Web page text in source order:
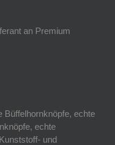
an Premium
Büffelhornknöpfe, echte
echte
und